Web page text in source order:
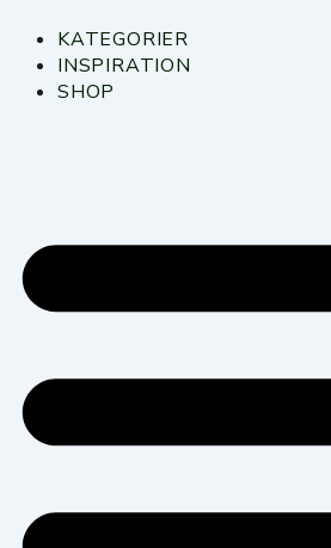
indholdet
KATEGORIER
INSPIRATION
SHOP